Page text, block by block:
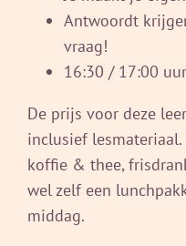
Antwoordt
vraag!
16:30 / 17:00
De prijs voor deze
inclusief
koffie & thee,
wel zelf een
middag.